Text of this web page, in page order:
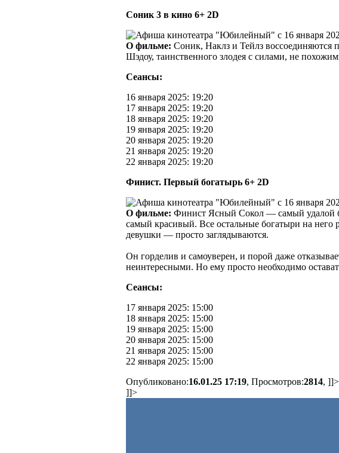
Соник 3 в кино 6+ 2D
О фильме: Соник, Наклз и Тейлз воссоединяются
Шэдоу, таинственного злодея с силами, не
Сеансы:
16 января 2025: 19:20
17 января 2025: 19:20
18 января 2025: 19:20
19 января 2025: 19:20
20 января 2025: 19:20
21 января 2025: 19:20
22 января 2025: 19:20
Финист. Первый богатырь 6+ 2D
О фильме: Финист Ясный Сокол — самый удалой
самый красивый. Все остальные богатыри на него
девушки — просто заглядываются.
Он горделив и самоуверен, и порой даже
неинтересными. Но ему просто необходимо
Сеансы:
17 января 2025: 15:00
18 января 2025: 15:00
19 января 2025: 15:00
20 января 2025: 15:00
21 января 2025: 15:00
22 января 2025: 15:00
Опубликовано:16.01.25 17:19, Просмотров:2814, ]]>
]]>